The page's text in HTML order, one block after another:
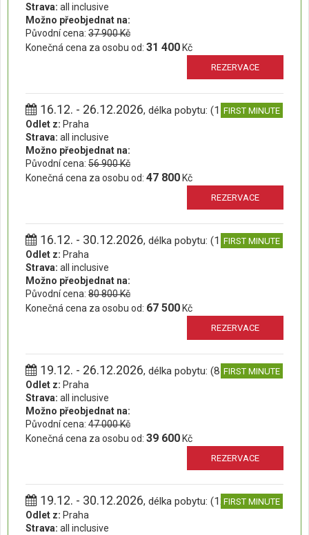
Strava: all inclusive
Možno přeobjednat na:
Původní cena: 37 900 Kč
Konečná cena za osobu od: 31 400 Kč
REZERVACE
16.12. - 26.12.2026, délka pobytu: (11 dní)FIRST MINUTE
Odlet z: Praha
Strava: all inclusive
Možno přeobjednat na:
Původní cena: 56 900 Kč
Konečná cena za osobu od: 47 800 Kč
REZERVACE
16.12. - 30.12.2026, délka pobytu: (15 dní)FIRST MINUTE
Odlet z: Praha
Strava: all inclusive
Možno přeobjednat na:
Původní cena: 80 800 Kč
Konečná cena za osobu od: 67 500 Kč
REZERVACE
19.12. - 26.12.2026, délka pobytu: (8 dní)FIRST MINUTE
Odlet z: Praha
Strava: all inclusive
Možno přeobjednat na:
Původní cena: 47 000 Kč
Konečná cena za osobu od: 39 600 Kč
REZERVACE
19.12. - 30.12.2026, délka pobytu: (12 dní)FIRST MINUTE
Odlet z: Praha
Strava: all inclusive